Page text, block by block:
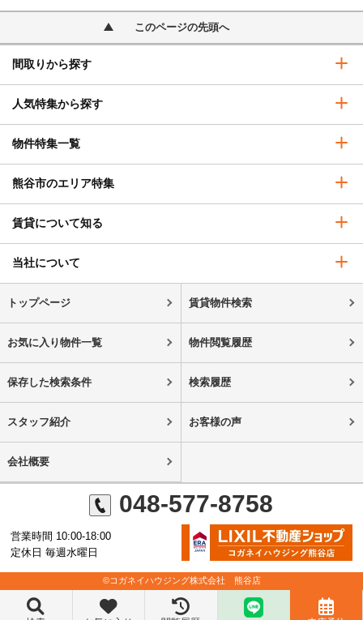
このページの先頭へ
間取りから探す
人気特集から探す
物件特集一覧
熊谷市のエリア特集
賃貸について知る
当社について
トップページ 賃貸物件検索
お気に入り物件一覧 物件閲覧履歴
保存した検索条件 検索履歴
スタッフ紹介 お客様の声
会社概要
048-577-8758
営業時間 10:00-18:00
定休日 毎週水曜日
©コガネイハウジング株式会社 熊谷店